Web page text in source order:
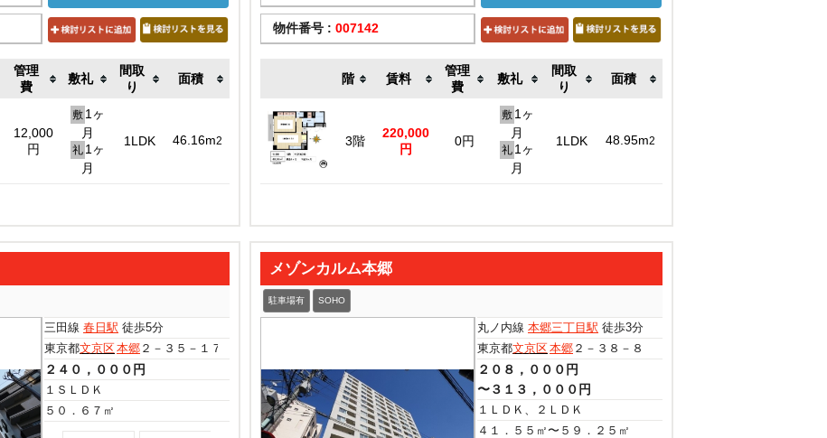
管理
費
敷礼
間取
り
面積
12,000
円
敷 1ヶ
月
礼 1ヶ
月
1LDK 46.16m2
物件番号 : 007142
階 賃料
管理
費
敷礼
間取
り
面積
3階
220,000
円
0円
敷 1ヶ
月
礼 1ヶ
月
1LDK 48.95m2
三田線 春日駅 徒歩5分
東京都文京区本郷 ２－３５－１７
２４０，０００円
１ＳＬＤＫ
５０．６７㎡
メゾンカルム本郷
駐車場有 SOHO
丸ノ内線 本郷三丁目駅 徒歩3分
東京都文京区本郷 ２－３８－８
２０８，０００円
〜３１３，０００円
１ＬＤＫ、２ＬＤＫ
４１．５５㎡〜５９．２５㎡